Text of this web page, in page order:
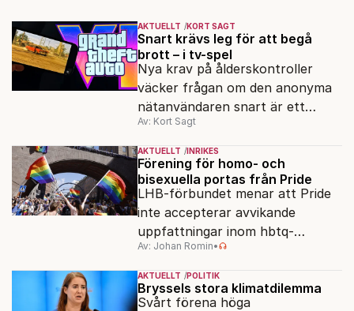
AKTUELLT KORT SAGT
Snart krävs leg för att begå
brott – i tv-spel
Nya krav på ålderskontroller
väcker frågan om den anonyma
nätanvändaren snart är ett
minne blott.
Av: Kort Sagt
AKTUELLT INRIKES
Förening för homo- och
bisexuella portas från Pride
LHB-förbundet menar att Pride
inte accepterar avvikande
uppfattningar inom hbtq-
rörelsen. "Vi har inga problem
med transpersoner", säger
ordföranden Linn Saarinen.
Av: Johan Romin•
AKTUELLT POLITIK
Bryssels stora klimatdilemma
Svårt förena höga